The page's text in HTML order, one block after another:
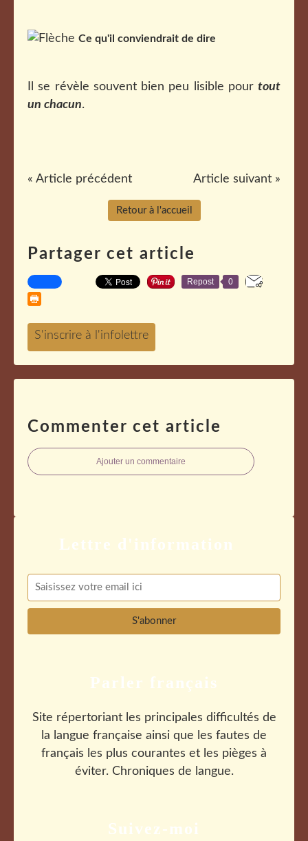
Ce qu'il conviendrait de dire
Il se révèle souvent bien peu lisible pour tout
un chacun.
« Article précédent Article suivant »
Retour à l'accueil
Partager cet article
Repost 0
Commenter cet article
Ajouter un commentaire
Suivez-moi
Parler français
Site répertoriant les principales difficultés de
la langue française ainsi que les fautes de
français les plus courantes et les pièges à
éviter. Chroniques de langue.